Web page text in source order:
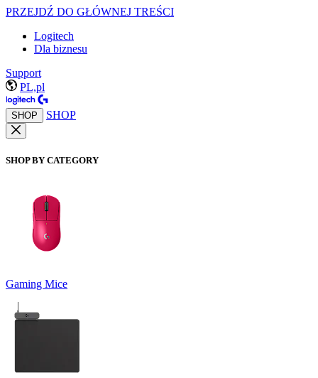
PRZEJDŹ DO GŁÓWNEJ TREŚCI
Logitech
Dla biznesu
Support
PL,pl
SHOP SHOP
SHOP BY CATEGORY
Gaming Mice